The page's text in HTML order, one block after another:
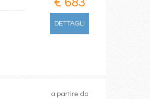
DETTAGLI
a partire da